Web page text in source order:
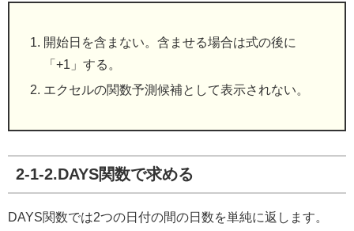
開始日を含まない。含ませる場合は式の後に
「+1」する。
エクセルの関数予測候補として表示されない。
2-1-2.DAYS関数で求める
DAYS関数では2つの日付の間の日数を単純に返します。